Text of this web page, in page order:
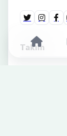
Takım